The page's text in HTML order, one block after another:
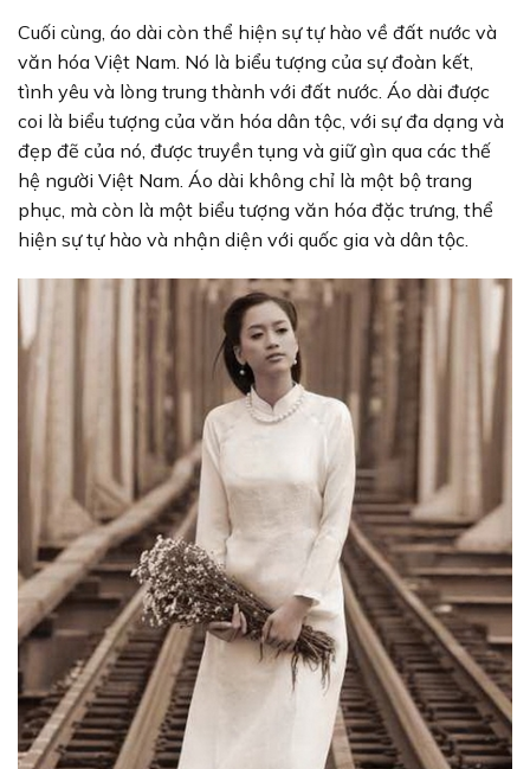
Cuối cùng, áo dài còn thể hiện sự tự hào về đất nước và
văn hóa Việt Nam. Nó là biểu tượng của sự đoàn kết,
tình yêu và lòng trung thành với đất nước. Áo dài được
coi là biểu tượng của văn hóa dân tộc, với sự đa dạng và
đẹp đẽ của nó, được truyền tụng và giữ gìn qua các thế
hệ người Việt Nam. Áo dài không chỉ là một bộ trang
phục, mà còn là một biểu tượng văn hóa đặc trưng, thể
hiện sự tự hào và nhận diện với quốc gia và dân tộc.